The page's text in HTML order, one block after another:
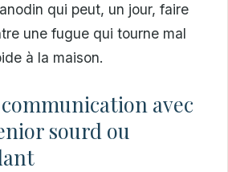
qui peut, un jour, faire
une fugue qui tourne mal
à la maison.
avec
sourd ou